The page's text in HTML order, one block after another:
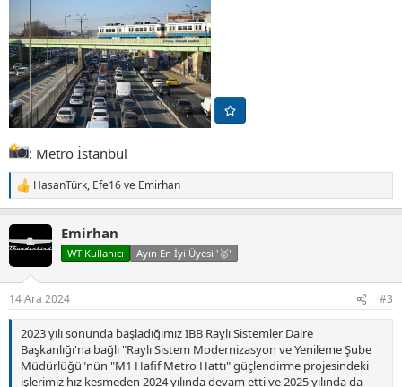
: Metro İstanbul
T
e
i
r
:
HasanTürk, Efe16ve Emirhan
Emirhan
WT Kullanıcı Ayın En İyi Üyesi '🥇'
14 Ara 2024 #3
2023 yılı sonunda başladığımız IBB Raylı Sistemler Daire
Başkanlığı'na bağlı "Raylı Sistem Modernizasyon ve Yenileme Şube
Müdürlüğü"nün "M1 Hafif Metro Hattı" güçlendirme projesindeki
işlerimiz hız kesmeden 2024 yılında devam etti ve 2025 yılında da